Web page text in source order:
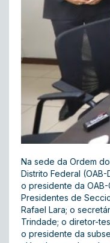
Na sede da Ordem
Distrito Federal
o presidente da
Presidentes de
Rafael Lara; o
Trindade; o diretor-
o presidente da